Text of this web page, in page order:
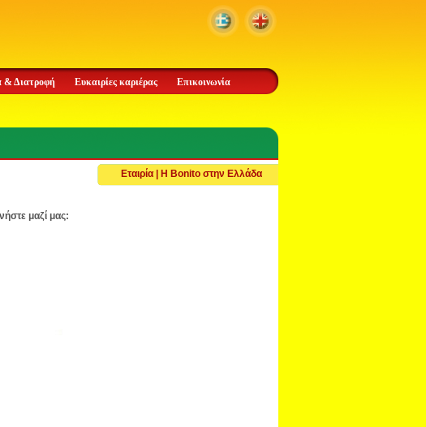
& Διατροφή Ευκαιρίες καριέρας Επικοινωνία
Εταιρία | Η Bonito στην Ελλάδα
μαζί μας: